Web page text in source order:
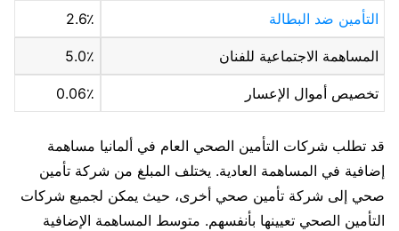
التأمين ضد البطالة 2.6٪
المساهمة الاجتماعية للفنان 5.0٪
تخصيص أموال الإعسار 0.06٪
قد تطلب شركات التأمين الصحي العام في ألمانيا مساهمة
إضافية في المساهمة العادية. يختلف المبلغ من شركة تأمين
صحي إلى شركة تأمين صحي أخرى، حيث يمكن لجميع شركات
التأمين الصحي تعيينها بأنفسهم. متوسط ​​المساهمة الإضافية